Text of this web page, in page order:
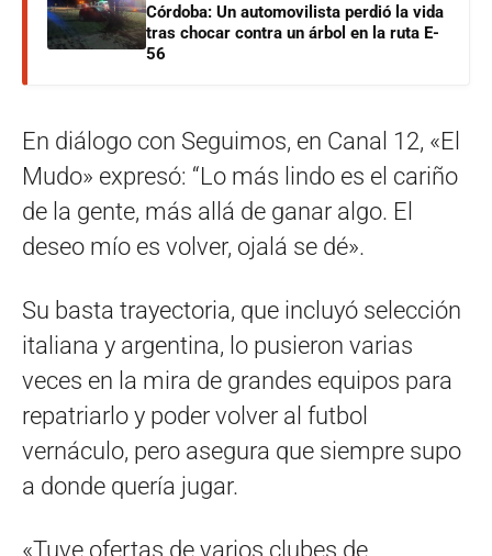
Córdoba: Un automovilista perdió la vida
tras chocar contra un árbol en la ruta E-
56
En diálogo con Seguimos, en Canal 12, «El
Mudo» expresó: “Lo más lindo es el cariño
de la gente, más allá de ganar algo. El
deseo mío es volver, ojalá se dé».
Su basta trayectoria, que incluyó selección
italiana y argentina, lo pusieron varias
veces en la mira de grandes equipos para
repatriarlo y poder volver al futbol
vernáculo, pero asegura que siempre supo
a donde quería jugar.
«Tuve ofertas de varios clubes de